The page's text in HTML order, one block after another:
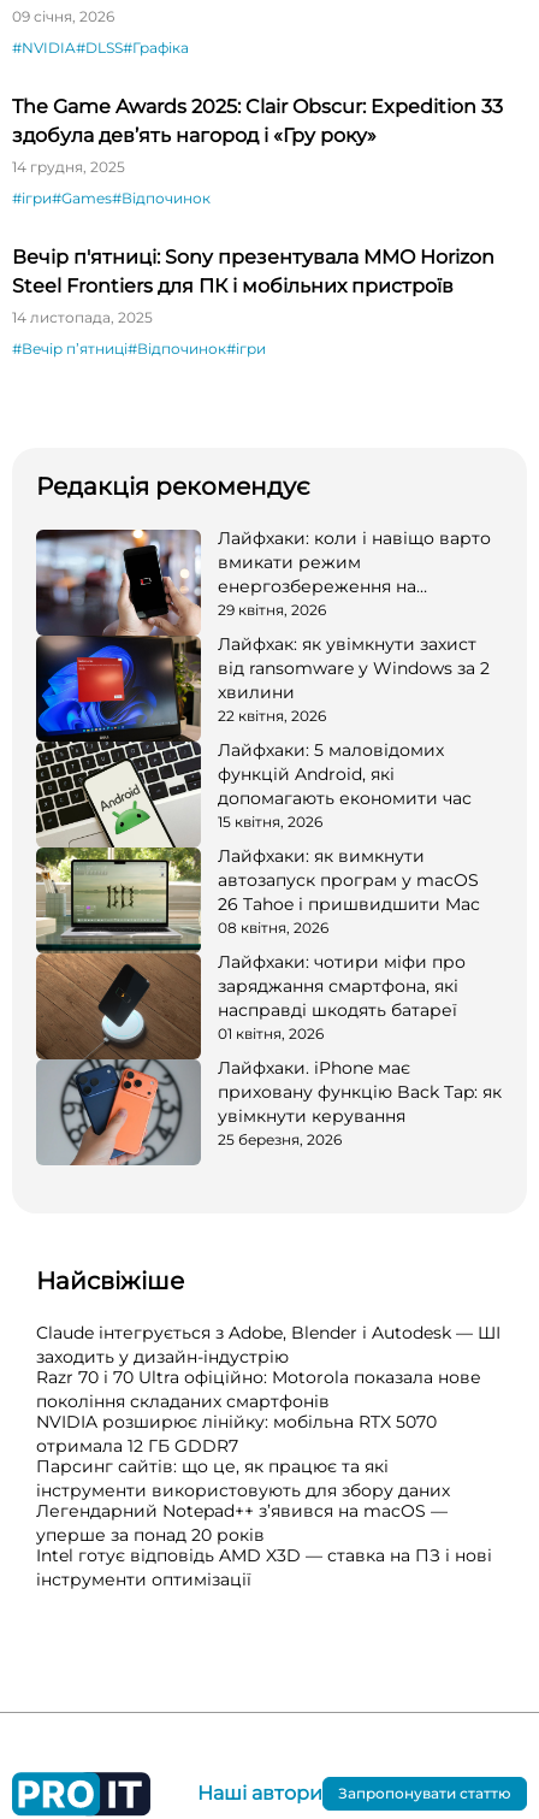
09 січня, 2026
#NVIDIA#DLSS#Графіка
The Game Awards 2025: Clair Obscur: Expedition 33
здобула дев’ять нагород і «Гру року»
14 грудня, 2025
#ігри#Games#Відпочинок
Вечір п'ятниці: Sony презентувала MMO Horizon
Steel Frontiers для ПК і мобільних пристроїв
14 листопада, 2025
#Вечір пʼятниці#Відпочинок#ігри
Редакція рекомендує
Лайфхаки: коли і навіщо варто
вмикати режим
енергозбереження на
смартфоні
29 квітня, 2026
Лайфхак: як увімкнути захист
від ransomware у Windows за 2
хвилини
22 квітня, 2026
Лайфхаки: 5 маловідомих
функцій Android, які
допомагають економити час
15 квітня, 2026
Лайфхаки: як вимкнути
автозапуск програм у macOS
26 Tahoe і пришвидшити Mac
08 квітня, 2026
Лайфхаки: чотири міфи про
заряджання смартфона, які
насправді шкодять батареї
01 квітня, 2026
Лайфхаки. iPhone має
приховану функцію Back Tap: як
увімкнути керування
25 березня, 2026
Найсвіжіше
Claude інтегрується з Adobe, Blender і Autodesk — ШІ
заходить у дизайн-індустрію
Razr 70 і 70 Ultra офіційно: Motorola показала нове
покоління складаних смартфонів
NVIDIA розширює лінійку: мобільна RTX 5070
отримала 12 ГБ GDDR7
Парсинг сайтів: що це, як працює та які
інструменти використовують для збору даних
Легендарний Notepad++ з’явився на macOS —
уперше за понад 20 років
Intel готує відповідь AMD X3D — ставка на ПЗ і нові
інструменти оптимізації
Наші автори Запропонувати статтю